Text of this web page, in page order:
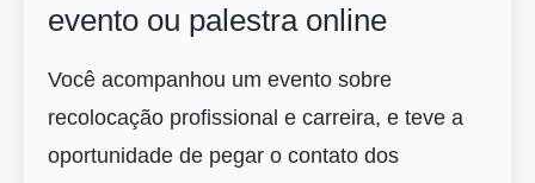
evento ou palestra online
Você acompanhou um evento sobre
recolocação profissional e carreira, e teve a
oportunidade de pegar o contato dos